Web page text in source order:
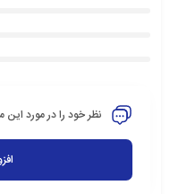
نظر خود را در مورد